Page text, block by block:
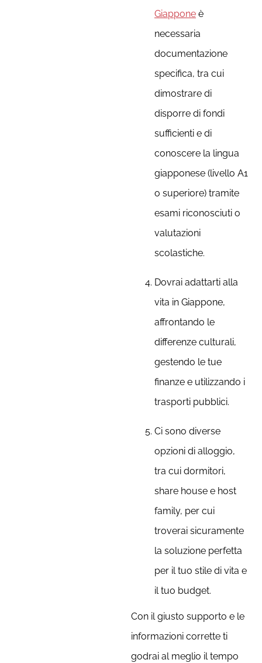
Giappone è
necessaria
documentazione
specifica, tra cui
dimostrare di
disporre di fondi
sufficienti e di
conoscere la lingua
giapponese (livello A1
o superiore) tramite
esami riconosciuti o
valutazioni
scolastiche.
Dovrai adattarti alla
vita in Giappone,
affrontando le
differenze culturali,
gestendo le tue
finanze e utilizzando i
trasporti pubblici.
Ci sono diverse
opzioni di alloggio,
tra cui dormitori,
share house e host
family, per cui
troverai sicuramente
la soluzione perfetta
per il tuo stile di vita e
il tuo budget.
Con il giusto supporto e le
informazioni corrette ti
godrai al meglio il tempo